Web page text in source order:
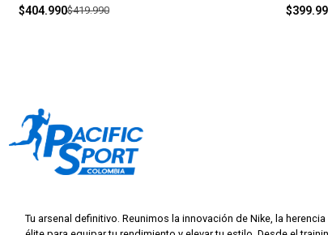
$404.990$419.990
Tu arsenal definitivo. Reunimos la innovación de Nike, la